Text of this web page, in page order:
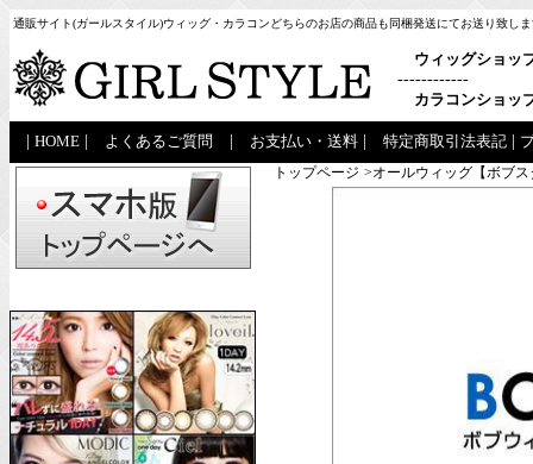
通販サイト(ガールスタイル)ウィッグ・カラコンどちらのお店の商品も同梱発送にてお送り致し
ウィッグショッ
------------
カラコンショッ
HOME よくあるご質問 お支払い・送料 特定商取引法表記
トップページ >オールウィッグ【ボブス